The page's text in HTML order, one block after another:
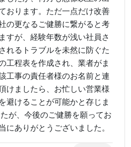
おります。ただ一点だけ改善
の更なるご健勝に繋がると考
すが、経験年数が浅い社員さ
れるトラブルを未然に防ぐた
工程表を作成され、業者がま
工事の責任者様のお名前と連
けましたら、お忙しい営業様
避けることが可能かと存じま
が、今後のご健勝を願ってお
にありがとうございました。